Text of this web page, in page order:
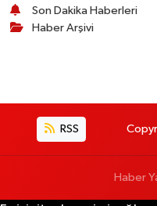
Son Dakika Haberleri
Haber Arşivi
RSS
Haber